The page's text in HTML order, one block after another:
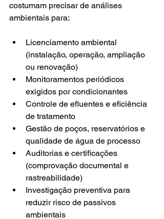
costumam precisar de análises
ambientais para:
Licenciamento ambiental
(instalação, operação, ampliação
ou renovação)
Monitoramentos periódicos
exigidos por condicionantes
Controle de efluentes e eficiência
de tratamento
Gestão de poços, reservatórios e
qualidade de água de processo
Auditorias e certificações
(comprovação documental e
rastreabilidade)
Investigação preventiva para
reduzir risco de passivos
ambientais